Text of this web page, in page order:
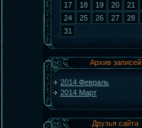
17
18 19 20 21
24
25 26 27 28
31
Архив записей
2014 Февраль
2014 Март
Друзья сайта